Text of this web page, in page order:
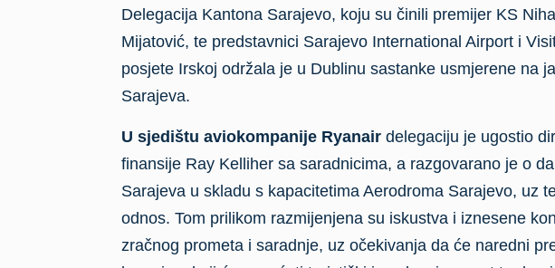
Delegacija Kantona Sarajevo, koju su činili premijer KS
Mijatović, te predstavnici Sarajevo International Airport i
posjete Irskoj održala je u Dublinu sastanke usmjerene na
Sarajeva.
U sjedištu aviokompanije Ryanair delegaciju je ugostio
finansije Ray Kelliher sa saradnicima, a razgovarano je o
Sarajeva u skladu s kapacitetima Aerodroma Sarajevo, uz
odnos. Tom prilikom razmijenjena su iskustva i iznesene
zračnog prometa i saradnje, uz očekivanja da će naredni